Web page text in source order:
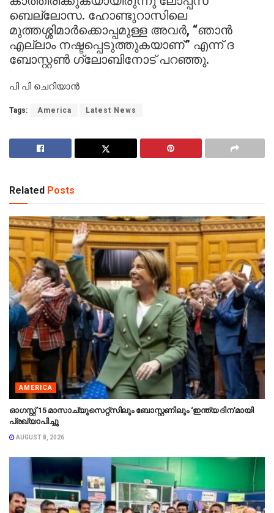
ബെല്ലോസ. ഹോണ്ടുറാസിലെ
മുത്തശ്ശിമാർക്കൊപ്പമുള്ള അവർ, “ഞാൻ
എല്ലാം നഷ്ടപ്പെടുത്തുകയാണ്” എന്ന് ദ
ബോസ്റ്റൺ ഗ്ലോബിനോട് പറഞ്ഞു.
പി പി ചെറിയാൻ
Tags: America Latest News
Related Posts
AMERICA
ഓഗസ്റ്റ് 15 മാസാച്യുസെറ്റ്‌സിലും ബോസ്റ്റണിലും ‘ഇന്ത്യ ദിന’മായി
പ്രഖ്യാപിച്ചു
AUGUST 8, 2026